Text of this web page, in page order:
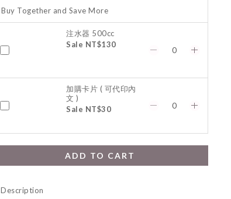
Buy Together and Save More
注水器 500cc
Sale NT$130
加購卡片 ( 可代印內
文 )
Sale NT$30
ADD TO CART
Description